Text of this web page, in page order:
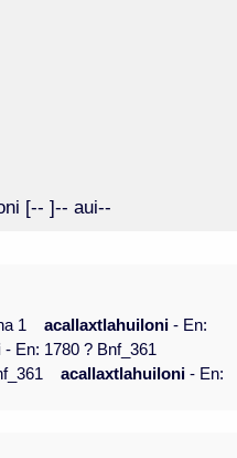
[-- ]-- aui--
1 acallaxtlahuiloni- En:
- En: 1780 ? Bnf_361
acallaxtlahuiloni- En: